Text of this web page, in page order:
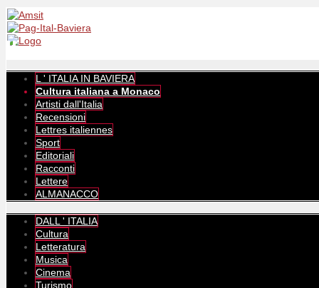
L ' ITALIA IN BAVIERA
Cultura italiana a Monaco
Artisti dall'Italia
Recensioni
Lettres italiennes
Sport
Editoriali
Racconti
Lettere
ALMANACCO
DALL ' ITALIA
Cultura
Letteratura
Musica
Cinema
Turismo